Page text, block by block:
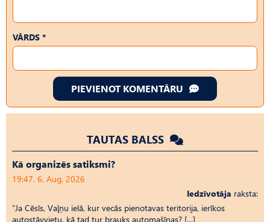
VĀRDS *
PIEVIENOT KOMENTĀRU
TAUTAS BALSS
Kā organizēs satiksmi?
19:47, 6. Aug, 2026
Iedzīvotāja raksta:
“Ja Cēsīs, Vaļņu ielā, kur vecās pienotavas teritorija, ierīkos
autostāvvietu, kā tad tur brauks automašīnas? […]